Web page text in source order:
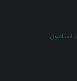
استانبول